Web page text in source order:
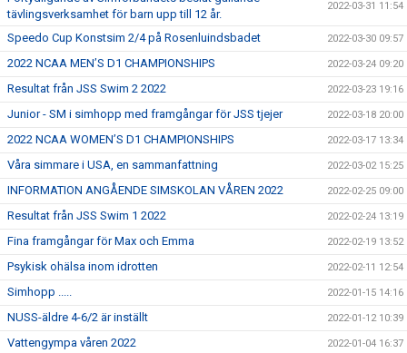
tävlingsverksamhet för barn upp till 12 år.
2022-03-31 11:54
Speedo Cup Konstsim 2/4 på Rosenluindsbadet 2022-03-30 09:57
2022 NCAA MEN’S D1 CHAMPIONSHIPS 2022-03-24 09:20
Resultat från JSS Swim 2 2022 2022-03-23 19:16
Junior - SM i simhopp med framgångar för JSS tjejer 2022-03-18 20:00
2022 NCAA WOMEN’S D1 CHAMPIONSHIPS 2022-03-17 13:34
Våra simmare i USA, en sammanfattning 2022-03-02 15:25
INFORMATION ANGÅENDE SIMSKOLAN VÅREN 2022 2022-02-25 09:00
Resultat från JSS Swim 1 2022 2022-02-24 13:19
Fina framgångar för Max och Emma 2022-02-19 13:52
Psykisk ohälsa inom idrotten 2022-02-11 12:54
Simhopp ..... 2022-01-15 14:16
NUSS-äldre 4-6/2 är inställt 2022-01-12 10:39
Vattengympa våren 2022 2022-01-04 16:37